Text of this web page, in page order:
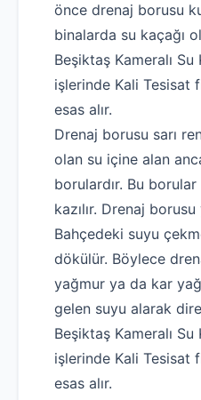
önce drenaj borusu
binalarda su kaçağı
Beşiktaş Kameralı Su
işlerinde Kali Tesisat
esas alır.
Drenaj borusu sarı
olan su içine alan
borulardır. Bu
kazılır. Drenaj
Bahçedeki suyu
dökülür. Böylece
yağmur ya da kar
gelen suyu alarak
Beşiktaş Kameralı Su
işlerinde Kali Tesisat
esas alır.